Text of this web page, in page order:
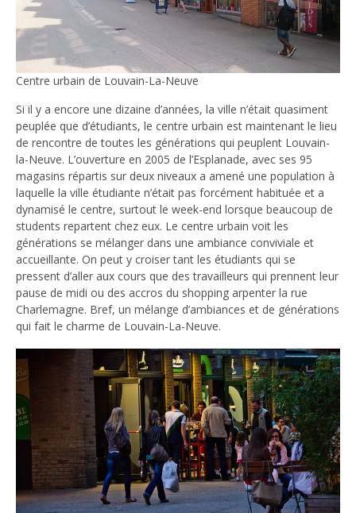
Centre urbain de Louvain-La-Neuve
Si il y a encore une dizaine d’années, la ville n’était quasiment
peuplée que d’étudiants, le centre urbain est maintenant le lieu
de rencontre de toutes les générations qui peuplent Louvain-
la-Neuve. L’ouverture en 2005 de l’Esplanade, avec ses 95
magasins répartis sur deux niveaux a amené une population à
laquelle la ville étudiante n’était pas forcément habituée et a
dynamisé le centre, surtout le week-end lorsque beaucoup de
students repartent chez eux. Le centre urbain voit les
générations se mélanger dans une ambiance conviviale et
accueillante. On peut y croiser tant les étudiants qui se
pressent d’aller aux cours que des travailleurs qui prennent leur
pause de midi ou des accros du shopping arpenter la rue
Charlemagne. Bref, un mélange d’ambiances et de générations
qui fait le charme de Louvain-La-Neuve.